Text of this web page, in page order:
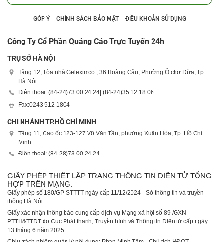
GÓP Ý CHÍNH SÁCH BẢO MẬT ĐIỀU KHOẢN SỬ DỤNG
Công Ty Cổ Phần Quảng Cáo Trực Tuyến 24h
TRỤ SỞ HÀ NỘI
Tầng 12, Tòa nhà Geleximco , 36 Hoàng Cầu, Phường Ô chợ Dừa, Tp.
Hà Nội
Điện thoại: (84-24)73 00 24 24 | (84-24)35 12 18 06
Fax:0243 512 1804
CHI NHÁNH TP.HỒ CHÍ MINH
Tầng 11, Cao ốc 123-127 Võ Văn Tần, phường Xuân Hòa, Tp. Hồ Chí
Minh.
Điện thoại: (84-28)73 00 24 24
GIẤY PHÉP THIẾT LẬP TRANG THÔNG TIN ĐIỆN TỬ TỔNG
HỢP TRÊN MẠNG.
Giấy phép số 180/GP-STTTT ngày cấp 11/12/2024 - Sở thông tin và truyền
thông Hà Nội.
Giấy xác nhận thông báo cung cấp dịch vụ Mạng xã hội số 89 /GXN-
PTTH&TTĐT do Cục Phát thanh, Truyền hình và Thông tin Điện tử cấp ngày
13 tháng 6 năm 2025.